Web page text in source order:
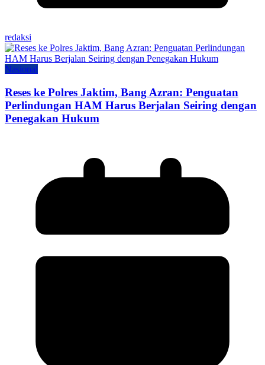
redaksi
Nasional
Reses ke Polres Jaktim, Bang Azran: Penguatan
Perlindungan HAM Harus Berjalan Seiring dengan
Penegakan Hukum